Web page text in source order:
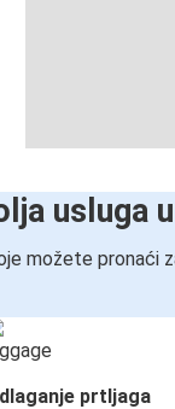
usluga
možete pronaći
prtljaga